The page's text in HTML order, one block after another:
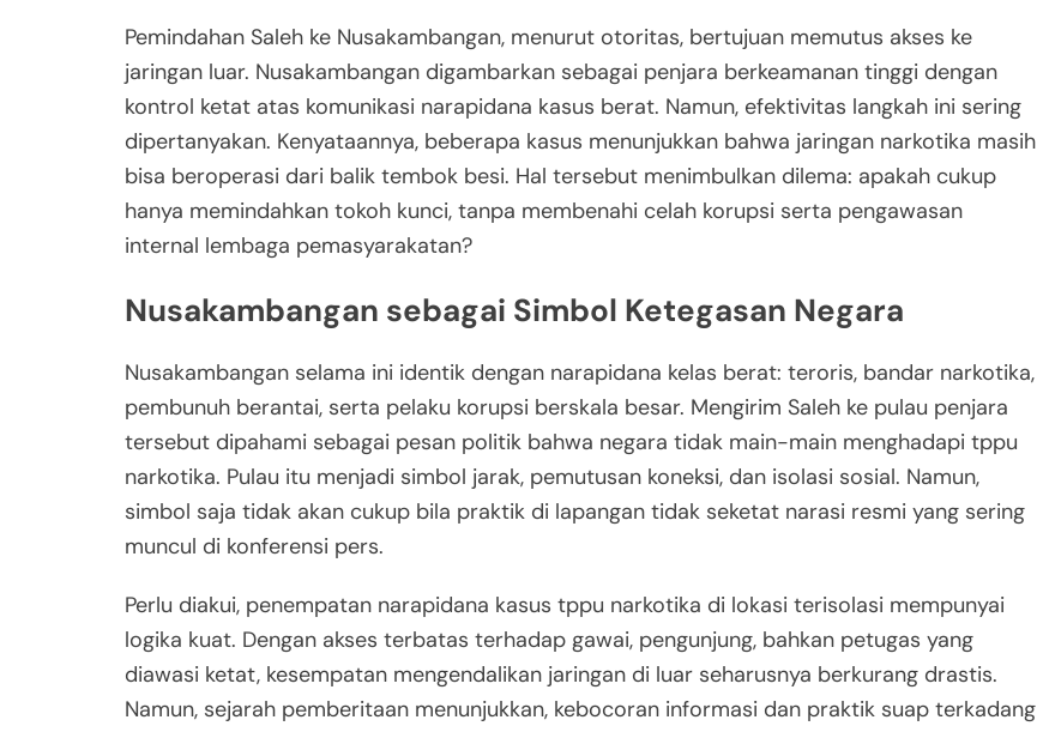
Pemindahan Saleh ke Nusakambangan, menurut otoritas, bertujuan memutus akses ke
jaringan luar. Nusakambangan digambarkan sebagai penjara berkeamanan tinggi dengan
kontrol ketat atas komunikasi narapidana kasus berat. Namun, efektivitas langkah ini sering
dipertanyakan. Kenyataannya, beberapa kasus menunjukkan bahwa jaringan narkotika masih
bisa beroperasi dari balik tembok besi. Hal tersebut menimbulkan dilema: apakah cukup
hanya memindahkan tokoh kunci, tanpa membenahi celah korupsi serta pengawasan
internal lembaga pemasyarakatan?
Nusakambangan sebagai Simbol Ketegasan Negara
Nusakambangan selama ini identik dengan narapidana kelas berat: teroris, bandar narkotika,
pembunuh berantai, serta pelaku korupsi berskala besar. Mengirim Saleh ke pulau penjara
tersebut dipahami sebagai pesan politik bahwa negara tidak main-main menghadapi tppu
narkotika. Pulau itu menjadi simbol jarak, pemutusan koneksi, dan isolasi sosial. Namun,
simbol saja tidak akan cukup bila praktik di lapangan tidak seketat narasi resmi yang sering
muncul di konferensi pers.
Perlu diakui, penempatan narapidana kasus tppu narkotika di lokasi terisolasi mempunyai
logika kuat. Dengan akses terbatas terhadap gawai, pengunjung, bahkan petugas yang
diawasi ketat, kesempatan mengendalikan jaringan di luar seharusnya berkurang drastis.
Namun, sejarah pemberitaan menunjukkan, kebocoran informasi dan praktik suap terkadang